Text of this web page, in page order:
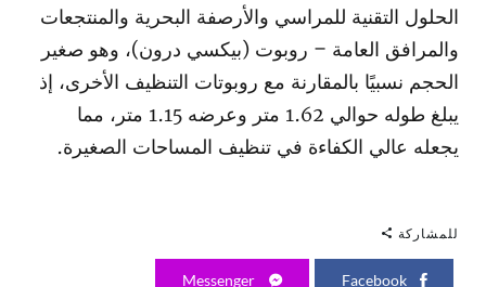
الحلول التقنية للمراسي والأرصفة البحرية والمنتجعات
والمرافق العامة – روبوت (بيكسي درون)، وهو صغير
الحجم نسبيًا بالمقارنة مع روبوتات التنظيف الأخرى، إذ
يبلغ طوله حوالي 1.62 متر وعرضه 1.15 متر، مما
يجعله عالي الكفاءة في تنظيف المساحات الصغيرة.
للمشاركة